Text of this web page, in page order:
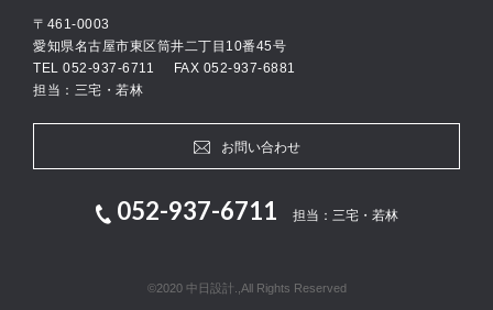
〒461-0003
愛知県名古屋市東区筒井二丁目10番45号
TEL 052-937-6711 FAX 052-937-6881
担当：三宅・若林
お問い合わせ
052-937-6711 担当：三宅・若林
©2020 中日設計.,All Rights Reserved